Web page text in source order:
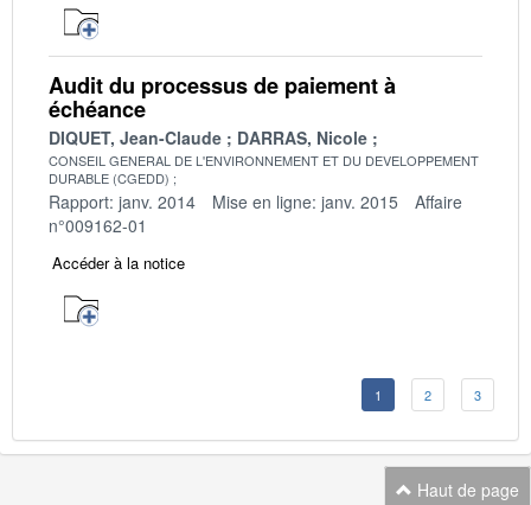
Audit du processus de paiement à
échéance
DIQUET, Jean-Claude DARRAS, Nicole
CONSEIL GENERAL DE L'ENVIRONNEMENT ET DU DEVELOPPEMENT
DURABLE (CGEDD)
Rapport: janv. 2014 Mise en ligne: janv. 2015
Affaire
n°009162-01
Accéder à la notice
1 2 3
Haut de page